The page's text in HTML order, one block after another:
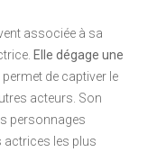
associée à sa
Elle dégage une
permet de captiver le
acteurs. Son
personnages
actrices les plus